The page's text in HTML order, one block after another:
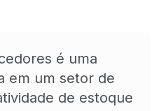
é uma
em um setor de
de estoque